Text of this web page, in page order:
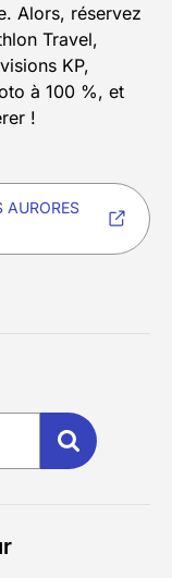
Alors, réservez
Travel,
KP,
à 100 %, et
!
AURORES